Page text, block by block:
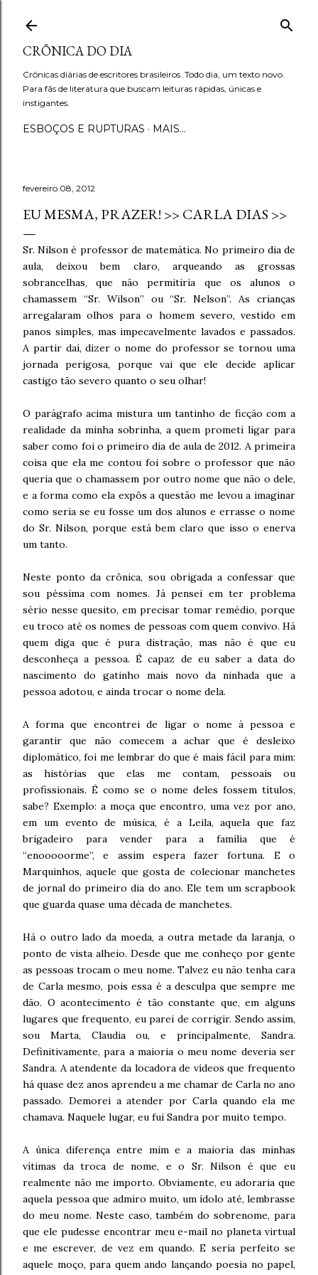
CRÔNICA DO DIA
Crônicas diárias de escritores brasileiros. Todo dia, um texto novo.
Para fãs de literatura que buscam leituras rápidas, únicas e
instigantes.
ESBOÇOS E RUPTURAS MAIS…
fevereiro 08, 2012
EU MESMA, PRAZER! >> CARLA DIAS >>
Sr. Nilson é professor de matemática. No primeiro dia de
aula, deixou bem claro, arqueando as grossas
sobrancelhas, que não permitiria que os alunos o
chamassem “Sr. Wilson” ou “Sr. Nelson”. As crianças
arregalaram olhos para o homem severo, vestido em
panos simples, mas impecavelmente lavados e passados.
A partir daí, dizer o nome do professor se tornou uma
jornada perigosa, porque vai que ele decide aplicar
castigo tão severo quanto o seu olhar!
O parágrafo acima mistura um tantinho de ficção com a
realidade da minha sobrinha, a quem prometi ligar para
saber como foi o primeiro dia de aula de 2012. A primeira
coisa que ela me contou foi sobre o professor que não
queria que o chamassem por outro nome que não o dele,
e a forma como ela expôs a questão me levou a imaginar
como seria se eu fosse um dos alunos e errasse o nome
do Sr. Nilson, porque está bem claro que isso o enerva
um tanto.
Neste ponto da crônica, sou obrigada a confessar que
sou péssima com nomes. Já pensei em ter problema
sério nesse quesito, em precisar tomar remédio, porque
eu troco até os nomes de pessoas com quem convivo. Há
quem diga que é pura distração, mas não é que eu
desconheça a pessoa. É capaz de eu saber a data do
nascimento do gatinho mais novo da ninhada que a
pessoa adotou, e ainda trocar o nome dela.
A forma que encontrei de ligar o nome à pessoa e
garantir que não comecem a achar que é desleixo
diplomático, foi me lembrar do que é mais fácil para mim:
as histórias que elas me contam, pessoais ou
profissionais. É como se o nome deles fossem títulos,
sabe? Exemplo: a moça que encontro, uma vez por ano,
em um evento de música, é a Leila, aquela que faz
brigadeiro para vender para a família que é
“enooooorme”, e assim espera fazer fortuna. E o
Marquinhos, aquele que gosta de colecionar manchetes
de jornal do primeiro dia do ano. Ele tem um scrapbook
que guarda quase uma década de manchetes.
Há o outro lado da moeda, a outra metade da laranja, o
ponto de vista alheio. Desde que me conheço por gente
as pessoas trocam o meu nome. Talvez eu não tenha cara
de Carla mesmo, pois essa é a desculpa que sempre me
dão. O acontecimento é tão constante que, em alguns
lugares que frequento, eu parei de corrigir. Sendo assim,
sou Marta, Claudia ou, e principalmente, Sandra.
Definitivamente, para a maioria o meu nome deveria ser
Sandra. A atendente da locadora de vídeos que frequento
há quase dez anos aprendeu a me chamar de Carla no ano
passado. Demorei a atender por Carla quando ela me
chamava. Naquele lugar, eu fui Sandra por muito tempo.
A única diferença entre mim e a maioria das minhas
vítimas da troca de nome, e o Sr. Nilson é que eu
realmente não me importo. Obviamente, eu adoraria que
aquela pessoa que admiro muito, um ídolo até, lembrasse
do meu nome. Neste caso, também do sobrenome, para
que ele pudesse encontrar meu e-mail no planeta virtual
e me escrever, de vez em quando. E seria perfeito se
aquele moço, para quem ando lançando poesia no papel,